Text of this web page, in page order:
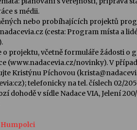
s médii.
nebo probíhajících projektů
(cesta: Program místa a
projektu, včetně formuláře žádosti o
(www.nadacevia.cz/novinky). V
Kristýnu Píchovou
telefonicky na tel. číslech 02/205
dohodě v sídle Nadace VIA, Jelení 200/
Humpolci